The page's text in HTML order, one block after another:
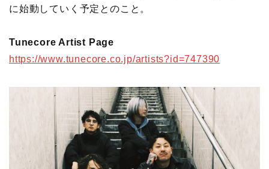
に始動していく予定とのこと。
Tunecore Artist Page
https://www.tunecore.co.jp/artists?id=747390